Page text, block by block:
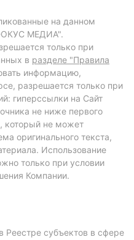
на данном
МЕДИА".
только при
в разделе "Правила
информацию,
разрешается только при
гиперссылки на Сайт
не ниже первого
который не может
оригинального текста,
Использование
только при условии
Компании.
Реестре субъектов в сфере